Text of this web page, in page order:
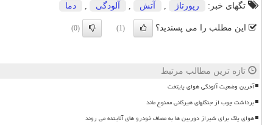
تگهای خبر:
رپورتاژ آتش آلودگی دما
این مطلب را می پسندید؟ (1)
(0)
تازه ترین مطالب مرتبط
آخرین وضعیت آلودگی هوای پایتخت
برداشت چوب از جنگلهای هیرکانی ممنوع ماند
هوای پاک برای شیراز دوربین ها به مصاف خودرو های آلاینده می روند